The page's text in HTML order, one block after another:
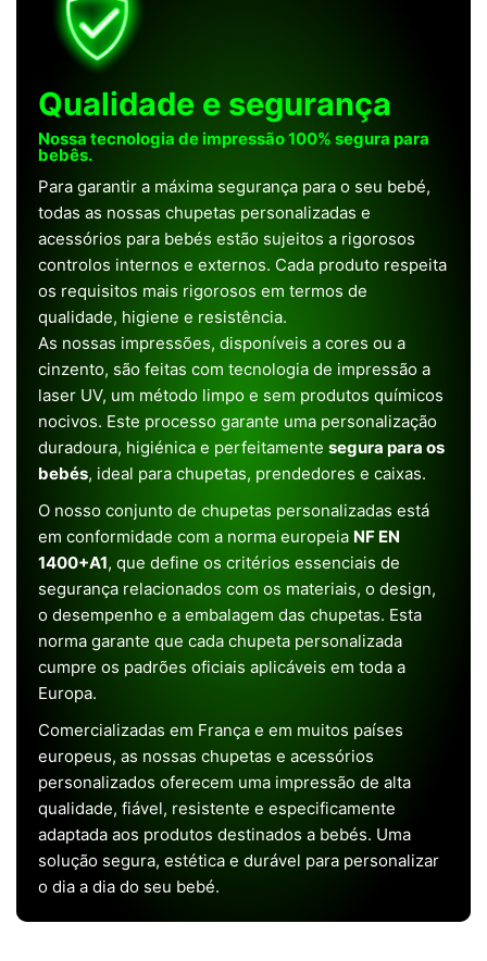
Qualidade e segurança
Nossa tecnologia de impressão 100% segura para
bebês.
Para garantir a máxima segurança para o seu bebé,
todas as nossas chupetas personalizadas e
acessórios para bebés estão sujeitos a rigorosos
controlos internos e externos. Cada produto respeita
os requisitos mais rigorosos em termos de
qualidade, higiene e resistência.
As nossas impressões, disponíveis a cores ou a
cinzento, são feitas com tecnologia de impressão a
laser UV, um método limpo e sem produtos químicos
nocivos. Este processo garante uma personalização
duradoura, higiénica e perfeitamente segura para os
bebés, ideal para chupetas, prendedores e caixas.
O nosso conjunto de chupetas personalizadas está
em conformidade com a norma europeia NF EN
1400+A1, que define os critérios essenciais de
segurança relacionados com os materiais, o design,
o desempenho e a embalagem das chupetas. Esta
norma garante que cada chupeta personalizada
cumpre os padrões oficiais aplicáveis em toda a
Europa.
Comercializadas em França e em muitos países
europeus, as nossas chupetas e acessórios
personalizados oferecem uma impressão de alta
qualidade, fiável, resistente e especificamente
adaptada aos produtos destinados a bebés. Uma
solução segura, estética e durável para personalizar
o dia a dia do seu bebé.